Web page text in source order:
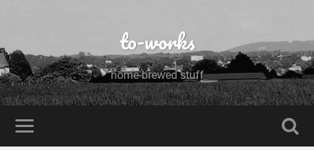
to-works
home-brewed stuff